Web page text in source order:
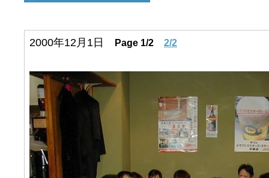
2000年12月1日 Page 1/2 2/2